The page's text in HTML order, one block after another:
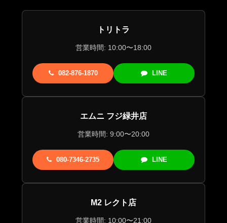
トリトラ
営業時間: 10:00〜18:00
082-876-1870 LINE
エムニ フジ緑井店
営業時間: 9:00〜20:00
080-7346-2735 LINE
M2 レクト店
営業時間: 10:00〜21:00